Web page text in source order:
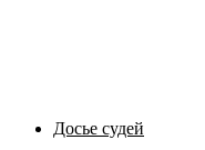
Досье судей